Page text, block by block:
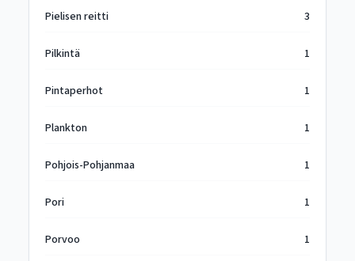
Pielisen reitti 3
Pilkintä 1
Pintaperhot 1
Plankton 1
Pohjois-Pohjanmaa 1
Pori 1
Porvoo 1